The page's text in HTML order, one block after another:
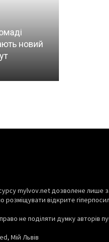
новий
mylvov.net дозволене лише
розміщувати відкрите
не поділяти думку авторів
Мій Львів